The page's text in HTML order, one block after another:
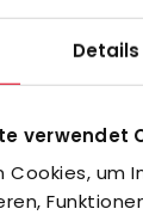
Details
verwendet
Cookies, um